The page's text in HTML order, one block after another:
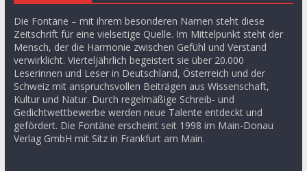
Die Fontäne – mit ihrem besonderen Namen steht diese
Zeitschrift für eine vielseitige Quelle. Im Mittelpunkt steht der
Mensch, der die Harmonie zwischen Gefühl und Verstand
verwirklicht. Vierteljährlich begeistert sie über 20.000
Leserinnen und Leser in Deutschland, Österreich und der
Schweiz mit anspruchsvollen Beiträgen aus Wissenschaft,
Kultur und Natur. Durch regelmäßige Schreib- und
Gedichtwettbewerbe werden neue Talente entdeckt und
gefördert. Die Fontäne erscheint seit 1998 im Main-Donau
Verlag GmbH mit Sitz in Frankfurt am Main.